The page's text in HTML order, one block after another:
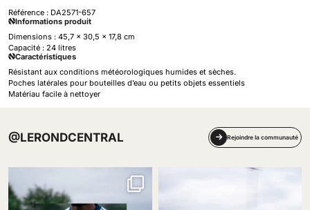
Référence : DA2571-657
Informations produit
Dimensions : 45,7 x 30,5 x 17,8 cm
Capacité : 24 litres
Caractéristiques
Résistant aux conditions météorologiques humides et sèches.
Poches latérales pour bouteilles d’eau ou petits objets essentiels
Matériau facile à nettoyer
@LERONDCENTRAL Rejoindre la communauté